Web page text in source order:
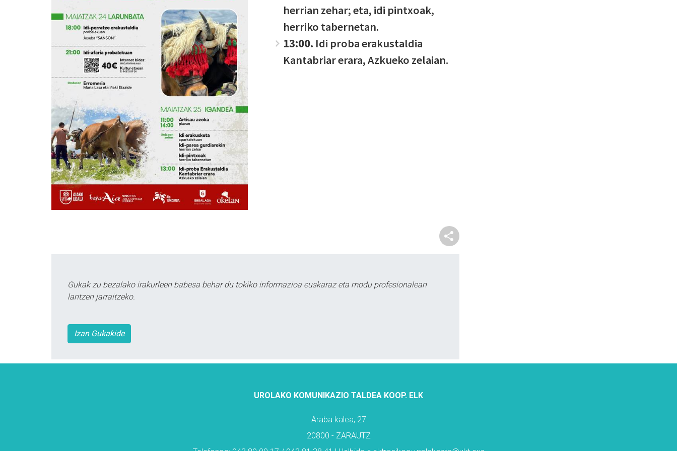
herrian zehar; eta, idi pintxoak,
herriko tabernetan.
13:00. Idi proba erakustaldia
Kantabriar erara, Azkueko zelaian.
Gukak zu bezalako irakurleen babesa behar du tokiko informazioa euskaraz eta modu profesionalean
lantzen jarraitzeko.
Izan Gukakide
UROLAKO KOMUNIKAZIO TALDEA KOOP. ELK
Araba kalea, 27
20800 - ZARAUTZ